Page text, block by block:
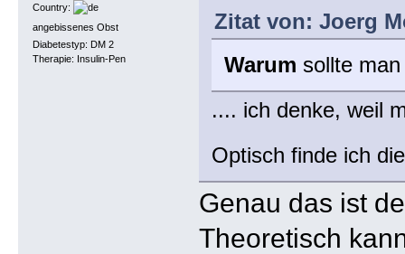
Country:
angebissenes Obst
Diabetestyp: DM 2
Therapie: Insulin-Pen
Zitat von: Joerg
Warum sollte
.... ich denke, weil
Optisch finde ich
Genau das ist
Theoretisch